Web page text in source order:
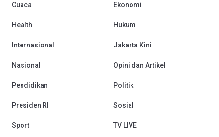
Cuaca Ekonomi
Health Hukum
Internasional Jakarta Kini
Nasional Opini dan Artikel
Pendidikan Politik
Presiden RI Sosial
Sport TV LIVE